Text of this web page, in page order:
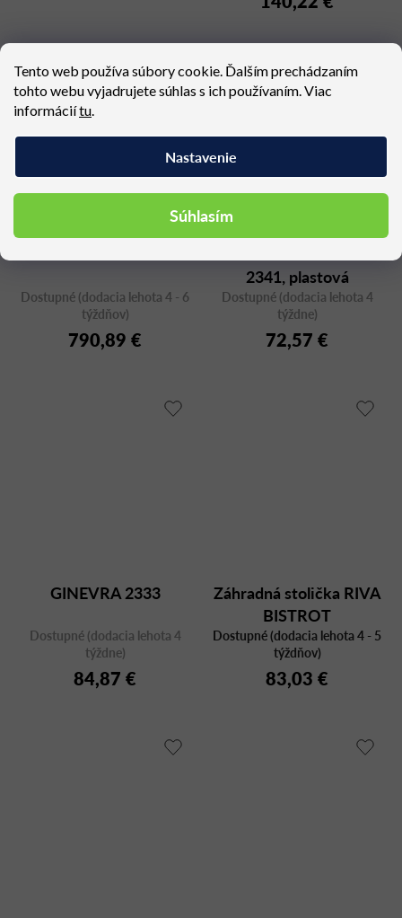
Tento web používa súbory cookie. Ďalším prechádzaním
tohto webu vyjadrujete súhlas s ich používaním. Viac
informáciítu.
Nastavenie
Súhlasím
Dostupné (dodacia lehota 4 - 6
týždňov)
790,89 €
2341, plastová
Dostupné (dodacia lehota 4
týždne)
72,57 €
GINEVRA 2333
Dostupné (dodacia lehota 4
týždne)
84,87 €
Záhradná stolička RIVA
BISTROT
Dostupné (dodacia lehota 4 - 5
týždňov)
83,03 €